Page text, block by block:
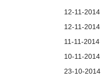
12-11-2014
12-11-2014
11-11-2014
10-11-2014
23-10-2014